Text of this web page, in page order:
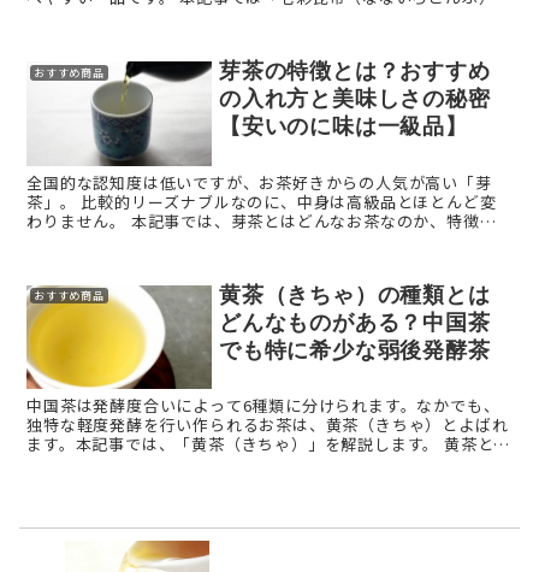
おすすめ商品
芽茶の特徴とは？おすすめ
の入れ方と美味しさの秘密
【安いのに味は一級品】
全国的な認知度は低いですが、お茶好きからの人気が高い「芽
茶」。 比較的リーズナブルなのに、中身は高級品とほとんど変
わりません。 本記事では、芽茶とはどんなお茶なのか、特徴や
おすすめ商品
黄茶（きちゃ）の種類とは
どんなものがある？中国茶
でも特に希少な弱後発酵茶
中国茶は発酵度合いによって6種類に分けられます。なかでも、
独特な軽度発酵を行い作られるお茶は、黄茶（きちゃ）とよばれ
ます。本記事では、「黄茶（きちゃ）」を解説します。 黄茶とは